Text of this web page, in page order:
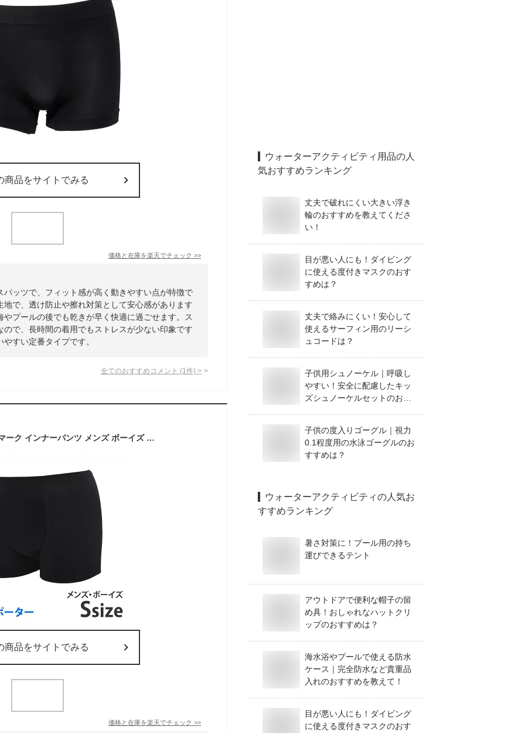
商品をサイトでみる
価格と在庫を楽天でチェック >>
ッツで、フィット感が高く動きやすい点が特徴で
で、透け防止や擦れ対策として安心感があります
プールの後でも乾きが早く快適に過ごせます。ス
で、長時間の着用でもストレスが少ない印象です
すい定番タイプです。
全てのおすすめコメント (1 件) >
FOOT MARK フットマーク インナーパンツ メンズ ボーイズ 水着用 ボクサーパンツ型 サポーター ボックス サポーター 男性用 下着 スポーツウェア アンダーウェア スポーツインナー スイミング スイムウェア S M L LL 3L 4L 5L 101592 メール便 発送 返品交換不可
商品をサイトでみる
価格と在庫を楽天でチェック >>
ウォーターアクティビティ用品の人
気おすすめランキング
丈夫で破れにくい大きい浮き
輪のおすすめを教えてくださ
い！
目が悪い人にも！ダイビング
に使える度付きマスクのおす
すめは？
丈夫で絡みにくい！安心して
使えるサーフィン用のリーシ
ュコードは？
子供用シュノーケル｜呼吸し
やすい！安全に配慮したキッ
ズシュノーケルセットのおす
子供の度入りゴーグル｜視力
0.1程度用の水泳ゴーグルのお
すすめは？
ウォーターアクティビティの人気お
すすめランキング
暑さ対策に！プール用の持ち
運びできるテント
アウトドアで便利な帽子の留
め具！おしゃれなハットクリ
ップのおすすめは？
海水浴やプールで使える防水
ケース｜完全防水など貴重品
入れのおすすめを教えて！
目が悪い人にも！ダイビング
に使える度付きマスクのおす